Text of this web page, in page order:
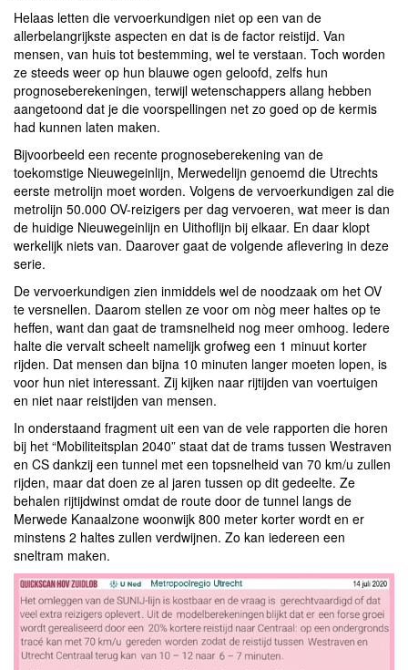
Helaas letten die vervoerkundigen niet op een van de
allerbelangrijkste aspecten en dat is de factor reistijd. Van
mensen, van huis tot bestemming, wel te verstaan. Toch worden
ze steeds weer op hun blauwe ogen geloofd, zelfs hun
prognoseberekeningen, terwijl wetenschappers allang hebben
aangetoond dat je die voorspellingen net zo goed op de kermis
had kunnen laten maken.
Bijvoorbeeld een recente prognoseberekening van de
toekomstige Nieuwegeinlijn, Merwedelijn genoemd die Utrechts
eerste metrolijn moet worden. Volgens de vervoerkundigen zal die
metrolijn 50.000 OV-reizigers per dag vervoeren, wat meer is dan
de huidige Nieuwegeinlijn en Uithoflijn bij elkaar. En daar klopt
werkelijk niets van. Daarover gaat de volgende aflevering in deze
serie.
De vervoerkundigen zien inmiddels wel de noodzaak om het OV
te versnellen. Daarom stellen ze voor om nòg meer haltes op te
heffen, want dan gaat de tramsnelheid nog meer omhoog. Iedere
halte die vervalt scheelt namelijk grofweg een 1 minuut korter
rijden. Dat mensen dan bijna 10 minuten langer moeten lopen, is
voor hun niet interessant. Zij kijken naar rijtijden van voertuigen
en niet naar reistijden van mensen.
In onderstaand fragment uit een van de vele rapporten die horen
bij het “Mobiliteitsplan 2040” staat dat de trams tussen Westraven
en CS dankzij een tunnel met een topsnelheid van 70 km/u zullen
rijden, maar dat doen ze al jaren tussen op dit gedeelte. Ze
behalen rijtijdwinst omdat de route door de tunnel langs de
Merwede Kanaalzone woonwijk 800 meter korter wordt en er
minstens 2 haltes zullen verdwijnen. Zo kan iedereen een
sneltram maken.